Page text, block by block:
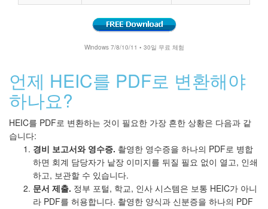
Windows 7/8/10/11 • 30일 무료 체험
언제 HEIC를 PDF로 변환해야
하나요?
HEIC를 PDF로 변환하는 것이 필요한 가장 흔한 상황은 다음과 같
습니다:
경비 보고서와 영수증. 촬영한 영수증을 하나의 PDF로 병합
하면 회계 담당자가 낱장 이미지를 뒤질 필요 없이 열고, 인쇄
하고, 보관할 수 있습니다.
문서 제출. 정부 포털, 학교, 인사 시스템은 보통 HEIC가 아니
라 PDF를 허용합니다. 촬영한 양식과 신분증을 하나의 PDF